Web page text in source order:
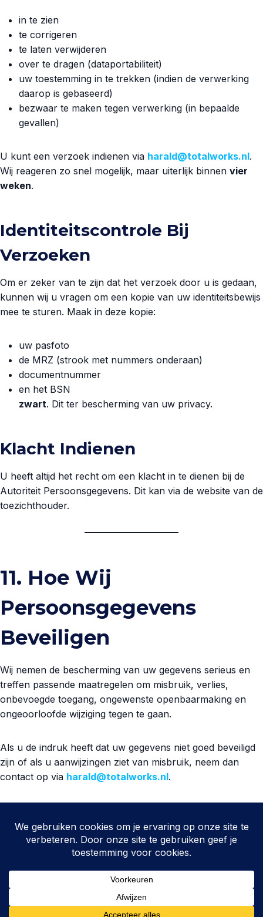
in te zien
te corrigeren
te laten verwijderen
over te dragen (dataportabiliteit)
uw toestemming in te trekken (indien de verwerking
daarop is gebaseerd)
bezwaar te maken tegen verwerking (in bepaalde
gevallen)
U kunt een verzoek indienen via harald@totalworks.nl.
Wij reageren zo snel mogelijk, maar uiterlijk binnen vier
weken.
Identiteitscontrole Bij
Verzoeken
Om er zeker van te zijn dat het verzoek door u is gedaan,
kunnen wij u vragen om een kopie van uw identiteitsbewijs
mee te sturen. Maak in deze kopie:
uw pasfoto
de MRZ (strook met nummers onderaan)
documentnummer
en het BSN
zwart. Dit ter bescherming van uw privacy.
Klacht Indienen
U heeft altijd het recht om een klacht in te dienen bij de
Autoriteit Persoonsgegevens. Dit kan via de website van de
toezichthouder.
11. Hoe Wij
Persoonsgegevens
Beveiligen
Wij nemen de bescherming van uw gegevens serieus en
treffen passende maatregelen om misbruik, verlies,
onbevoegde toegang, ongewenste openbaarmaking en
ongeoorloofde wijziging tegen te gaan.
Als u de indruk heeft dat uw gegevens niet goed beveiligd
zijn of als u aanwijzingen ziet van misbruik, neem dan
contact op via harald@totalworks.nl.
12. Wijzigingen
Wij kunnen deze privacyverklaring aanpassen wanneer
ontwikkelingen daartoe aanleiding geven. De meest actuele
versie staat op onze website.